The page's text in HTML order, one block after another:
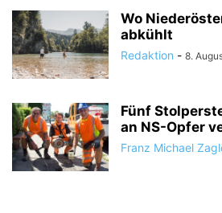
Wo
abkühlt
Redaktion - 8.
Fünf
an NS-Opfer
Franz Michael